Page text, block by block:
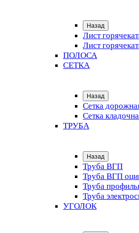
Назад
Лист
Лист
ПОЛОСА
СЕТКА
Назад
Сетка
Сетка
ТРУБА
Назад
Труба ВГП
Труба ВГП
Труба
Труба
УГОЛОК